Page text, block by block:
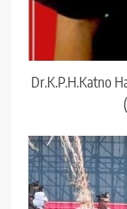
Dr.K.P.H.Katno